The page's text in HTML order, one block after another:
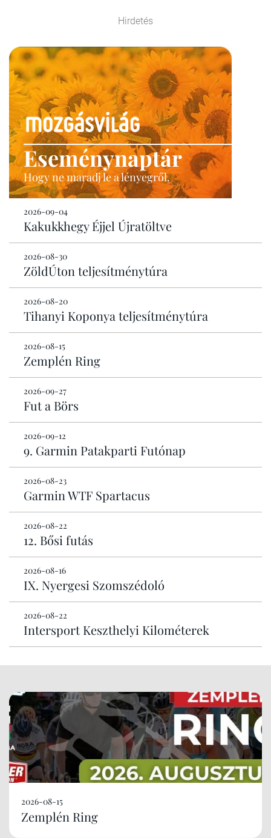
Hirdetés
Eseménynaptár
Hogy ne maradj le a lényegről.
2026-09-04
Kakukkhegy Éjjel Újratöltve
2026-08-30
ZöldÚton teljesítménytúra
2026-08-20
Tihanyi Koponya teljesítménytúra
2026-08-15
Zemplén Ring
2026-09-27
Fut a Börs
2026-09-12
9. Garmin Patakparti Futónap
2026-08-23
Garmin WTF Spartacus
2026-08-22
12. Bősi futás
2026-08-16
IX. Nyergesi Szomszédoló
2026-08-22
Intersport Keszthelyi Kilométerek
2026-08-15
Zemplén Ring